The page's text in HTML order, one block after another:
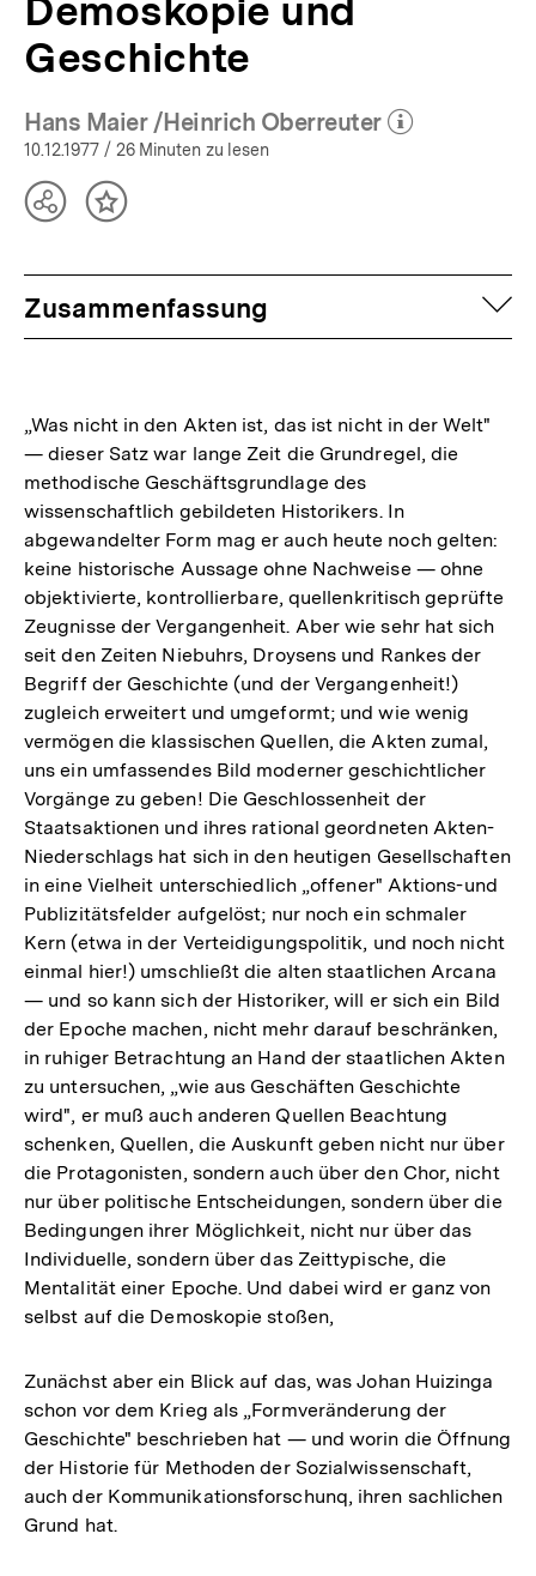
Demoskopie und
Geschichte
Hans Maier /Heinrich Oberreuter
(Mehr zum Autor)
10.12.1977 / 26 Minuten zu lesen
TeilenInhalt
Zusammenfassung
„Was nicht in den Akten ist, das ist nicht in der Welt"
— dieser Satz war lange Zeit die Grundregel, die
methodische Geschäftsgrundlage des
wissenschaftlich gebildeten Historikers. In
abgewandelter Form mag er auch heute noch gelten:
keine historische Aussage ohne Nachweise — ohne
objektivierte, kontrollierbare, quellenkritisch geprüfte
Zeugnisse der Vergangenheit. Aber wie sehr hat sich
seit den Zeiten Niebuhrs, Droysens und Rankes der
Begriff der Geschichte (und der Vergangenheit!)
zugleich erweitert und umgeformt; und wie wenig
vermögen die klassischen Quellen, die Akten zumal,
uns ein umfassendes Bild moderner geschichtlicher
Vorgänge zu geben! Die Geschlossenheit der
Staatsaktionen und ihres rational geordneten Akten-
Niederschlags hat sich in den heutigen Gesellschaften
in eine Vielheit unterschiedlich „offener" Aktions-und
Publizitätsfelder aufgelöst; nur noch ein schmaler
Kern (etwa in der Verteidigungspolitik, und noch nicht
einmal hier!) umschließt die alten staatlichen Arcana
— und so kann sich der Historiker, will er sich ein Bild
der Epoche machen, nicht mehr darauf beschränken,
in ruhiger Betrachtung an Hand der staatlichen Akten
zu untersuchen, „wie aus Geschäften Geschichte
wird", er muß auch anderen Quellen Beachtung
schenken, Quellen, die Auskunft geben nicht nur über
die Protagonisten, sondern auch über den Chor, nicht
nur über politische Entscheidungen, sondern über die
Bedingungen ihrer Möglichkeit, nicht nur über das
Individuelle, sondern über das Zeittypische, die
Mentalität einer Epoche. Und dabei wird er ganz von
selbst auf die Demoskopie stoßen,
Zunächst aber ein Blick auf das, was Johan Huizinga
schon vor dem Krieg als „Formveränderung der
Geschichte" beschrieben hat — und worin die Öffnung
der Historie für Methoden der Sozialwissenschaft,
auch der Kommunikationsforschunq, ihren sachlichen
Grund hat.